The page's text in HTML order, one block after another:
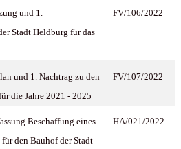
und 1.
Stadt Heldburg für das
FV/106/2022
und 1. Nachtrag zu den
die Jahre 2021 - 2025
FV/107/2022
Beschaffung eines
den Bauhof der Stadt
HA/021/2022